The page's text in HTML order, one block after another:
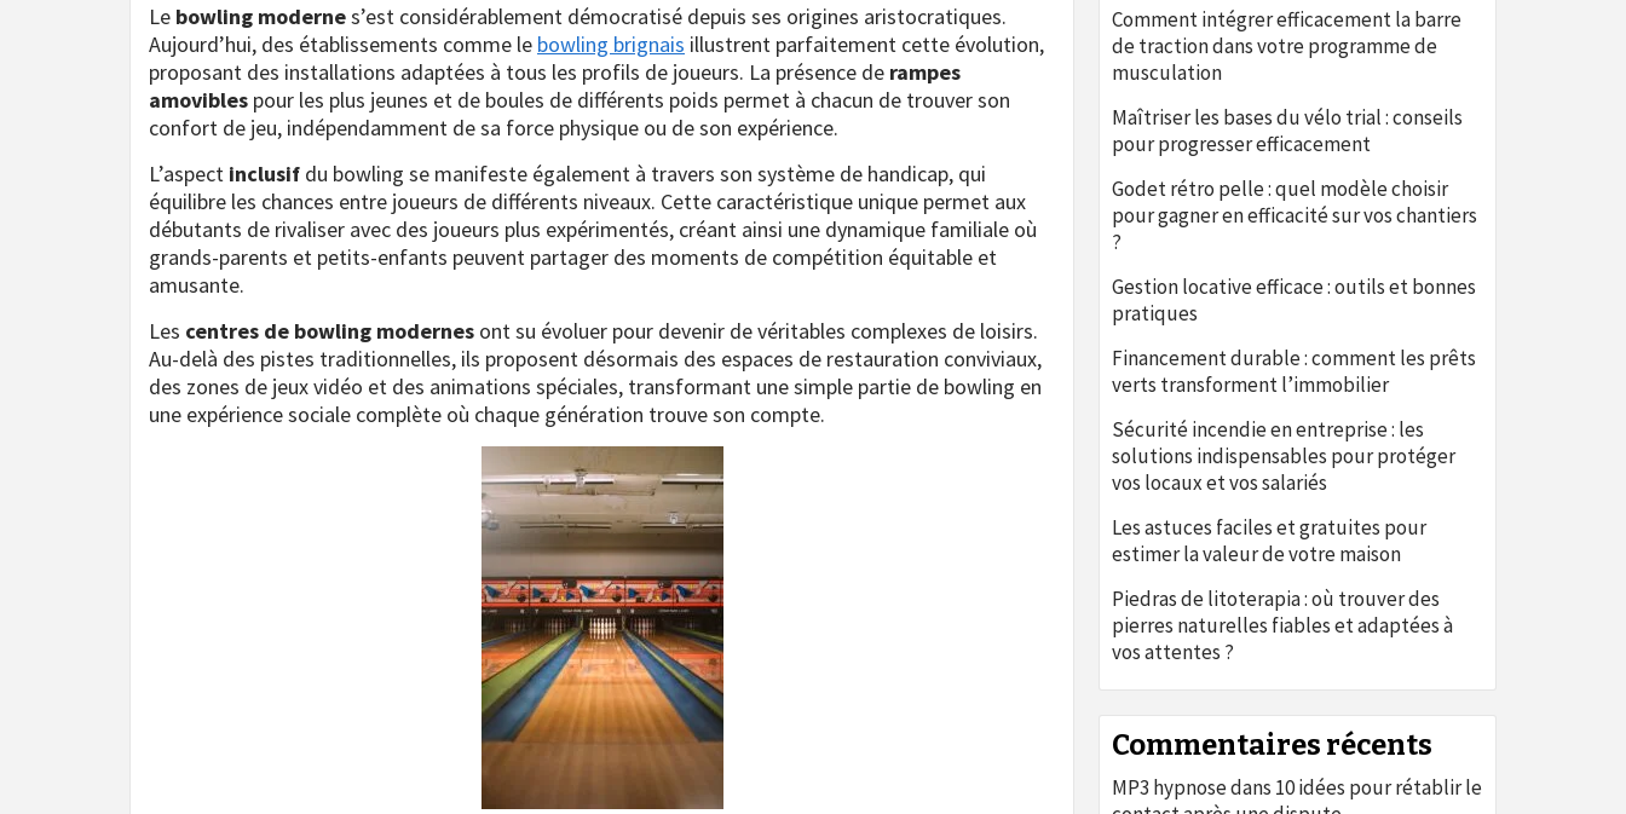
Le bowling modernes’est considérablement démocratisé depuis ses origines aristocratiques.
Aujourd’hui, des établissements comme le bowling brignais illustrent parfaitement cette évolution,
proposant des installations adaptées à tous les profils de joueurs. La présence de rampes
amovibles pour les plus jeunes et de boules de différents poids permet à chacun de trouver son
confort de jeu, indépendamment de sa force physique ou de son expérience.
L’aspect inclusif du bowling se manifeste également à travers son système de handicap, qui
équilibre les chances entre joueurs de différents niveaux. Cette caractéristique unique permet aux
débutants de rivaliser avec des joueurs plus expérimentés, créant ainsi une dynamique familiale où
grands-parents et petits-enfants peuvent partager des moments de compétition équitable et
amusante.
Les centres de bowling modernes ont su évoluer pour devenir de véritables complexes de loisirs.
Au-delà des pistes traditionnelles, ils proposent désormais des espaces de restauration conviviaux,
des zones de jeux vidéo et des animations spéciales, transformant une simple partie de bowling en
une expérience sociale complète où chaque génération trouve son compte.
Comment intégrer efficacement la barre
de traction dans votre programme de
musculation
Maîtriser les bases du vélo trial : conseils
pour progresser efficacement
Godet rétro pelle : quel modèle choisir
pour gagner en efficacité sur vos chantiers
?
Gestion locative efficace : outils et bonnes
pratiques
Financement durable : comment les prêts
verts transforment l’immobilier
Sécurité incendie en entreprise : les
solutions indispensables pour protéger
vos locaux et vos salariés
Les astuces faciles et gratuites pour
estimer la valeur de votre maison
Piedras de litoterapia : où trouver des
pierres naturelles fiables et adaptées à
vos attentes ?
Commentaires récents
MP3 hypnosedans 10 idées pour rétablir le